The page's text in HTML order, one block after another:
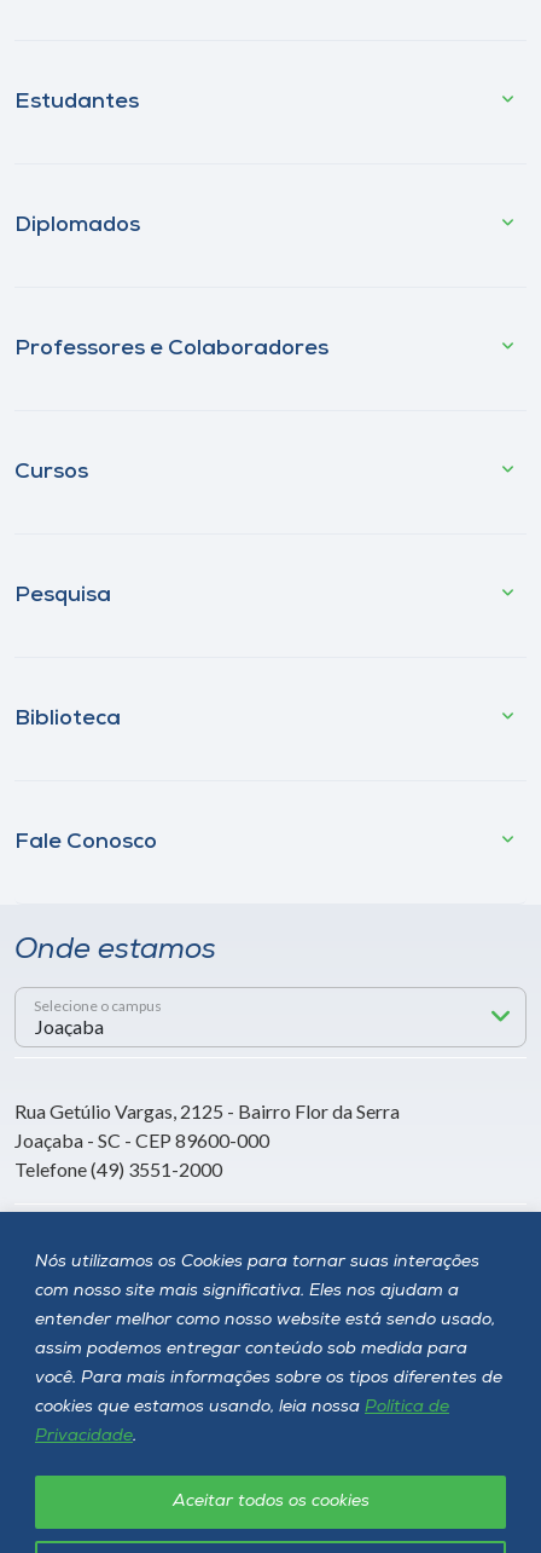
Nós utilizamos os Cookies para tornar suas interações
com nosso site mais significativa. Eles nos ajudam a
entender melhor como nosso website está sendo usado,
assim podemos entregar conteúdo sob medida para
você. Para mais informações sobre os tipos diferentes de
cookies que estamos usando, leia nossa Política de
Privacidade.
Aceitar todos os cookies
Estudantes
Diplomados
Professores e Colaboradores
Cursos
Pesquisa
Biblioteca
Fale Conosco
Onde estamos
Selecione o campus
Rua Getúlio Vargas, 2125 - Bairro Flor da Serra
Joaçaba - SC - CEP 89600-000
Telefone (49) 3551-2000
Siga a Unoesc
Política de privacidade LGPD